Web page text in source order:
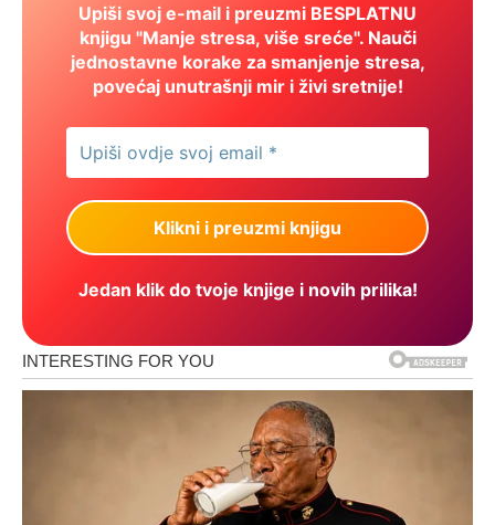
Upiši svoj e-mail i preuzmi BESPLATNU
knjigu "Manje stresa, više sreće". Nauči
jednostavne korake za smanjenje stresa,
povećaj unutrašnji mir i živi sretnije!
Jedan klik do tvoje knjige i novih prilika!